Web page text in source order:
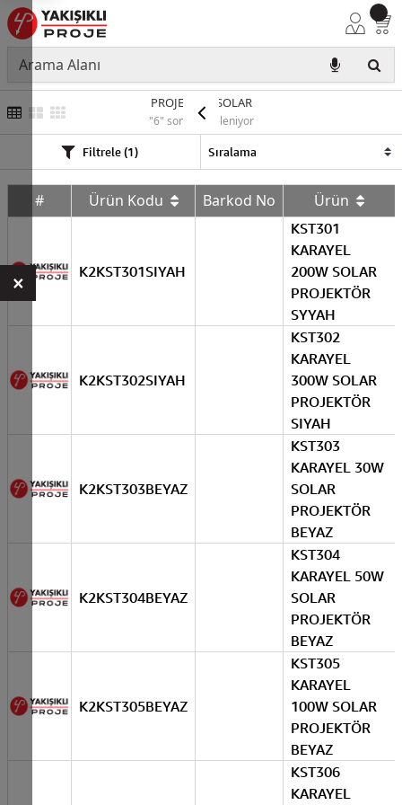
PROJEKTÖR SOLAR
"6" sonuç listeleniyor
Filtrele (1)
# Ürün Kodu Barkod No Ürün
K2KST301SIYAH
KST301
KARAYEL
200W SOLAR
PROJEKTÖR
SYYAH
K2KST302SIYAH
KST302
KARAYEL
300W SOLAR
PROJEKTÖR
SIYAH
K2KST303BEYAZ
KST303
KARAYEL 30W
SOLAR
PROJEKTÖR
BEYAZ
K2KST304BEYAZ
KST304
KARAYEL 50W
SOLAR
PROJEKTÖR
BEYAZ
K2KST305BEYAZ
KST305
KARAYEL
100W SOLAR
PROJEKTÖR
BEYAZ
KST306
KARAYEL
×